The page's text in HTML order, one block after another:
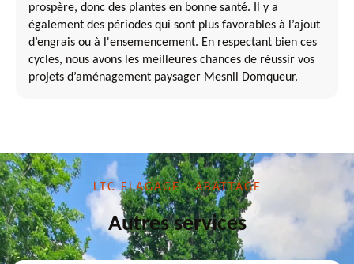
prospère, donc des plantes en bonne santé. Il y a
également des périodes qui sont plus favorables à l’ajout
d’engrais ou à l'ensemencement. En respectant bien ces
cycles, nous avons les meilleures chances de réussir vos
projets d’aménagement paysager Mesnil Domqueur.
LTC ELAGAGE - ABATTAGE
Autres services